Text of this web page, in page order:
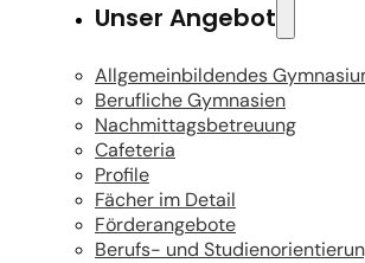
Unser Angebot
Allgemeinbildendes
Berufliche Gymnasien
Nachmittagsbetreuung
Cafeteria
Profile
Fächer im Detail
Förderangebote
Berufs- und